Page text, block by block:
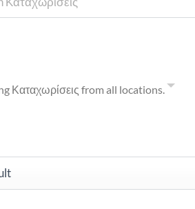
Καταχωρίσεις from all locations.